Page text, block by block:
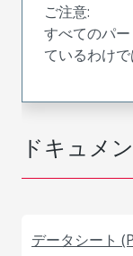
ドキュメ
データシート
ご注意:
すべてのパ
ているわけで